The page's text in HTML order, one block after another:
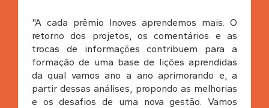
"A cada prêmio Inoves aprendemos mais. O
retorno dos projetos, os comentários e as
trocas de informações contribuem para a
formação de uma base de lições aprendidas
da qual vamos ano a ano aprimorando e, a
partir dessas análises, propondo as melhorias
e os desafios de uma nova gestão. Vamos